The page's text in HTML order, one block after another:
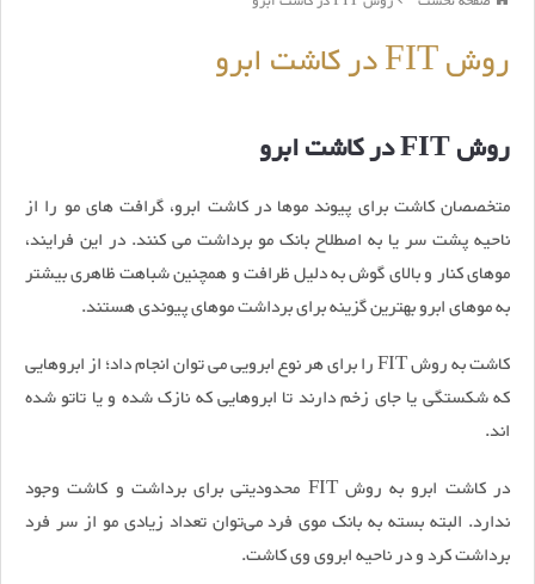
روش FIT در کاشت ابرو
روش FIT در کاشت ابرو
متخصصان کاشت برای پیوند موها در کاشت ابرو، گرافت های مو را از
ناحیه پشت سر یا به اصطلاح بانک مو برداشت می کنند. در این فرایند،
موهای کنار و بالای گوش به دلیل ظرافت و همچنین شباهت ظاهری بیشتر
به موهای ابرو بهترین گزینه برای برداشت موهای پیوندی هستند.
کاشت به روش FIT را برای هر نوع ابرویی می توان انجام داد؛ از ابروهایی
که شکستگی یا جای زخم دارند تا ابروهایی که نازک شده و یا تاتو شده
اند.
در کاشت ابرو به روش FIT محدودیتی برای برداشت و کاشت وجود
ندارد. البته بسته به بانک موی فرد می‌توان تعداد زیادی مو از سر فرد
برداشت کرد و در ناحیه ابروی وی کاشت.